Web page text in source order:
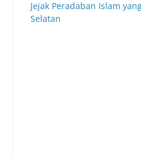
Jejak Peradaban Islam
Selatan